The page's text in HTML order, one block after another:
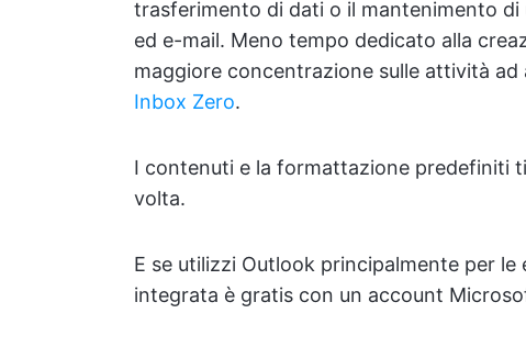
trasferimento di dati o il mantenimento
ed e-mail. Meno tempo dedicato alla
maggiore concentrazione sulle attività
Inbox Zero.
I contenuti e la formattazione predefiniti
volta.
E se utilizzi Outlook principalmente per
integrata è gratis con un account